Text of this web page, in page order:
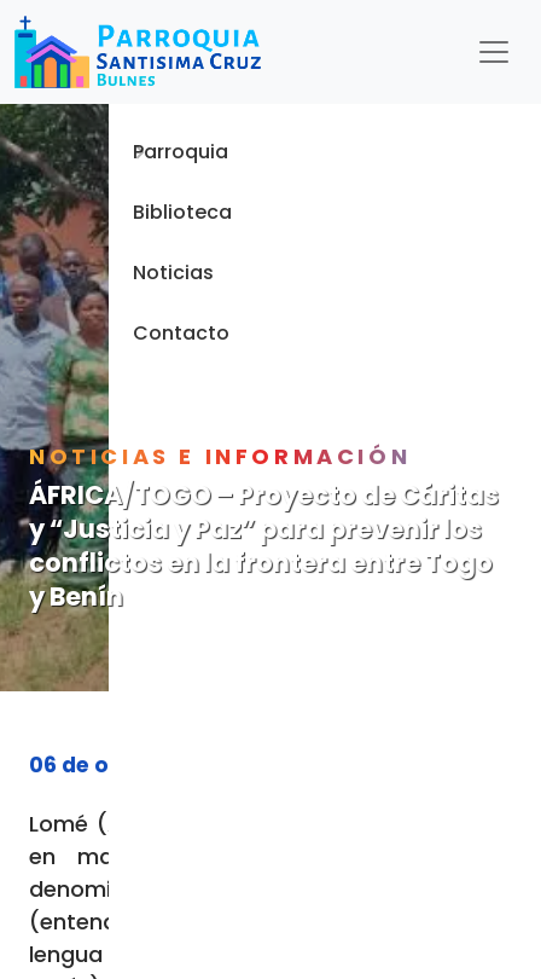
NOTICIAS E INFORMACIÓN
ÁFRICA/TOGO – Proyecto de Cáritas
y “Justicia y Paz” para prevenir los
conflictos en la frontera entre Togo
y Benín
06 de octubre de 2023
Lomé (Agencia Fides) – Acaba de ponerse
en marcha el proyecto transfronterizo
denominado “Nuwaki Togo-Benín”
(entendimiento o fraternidad en biali,
lengua hablada en la frontera entre Togo y
Menu
Inicio
Parroquia
Biblioteca
Noticias
Contacto